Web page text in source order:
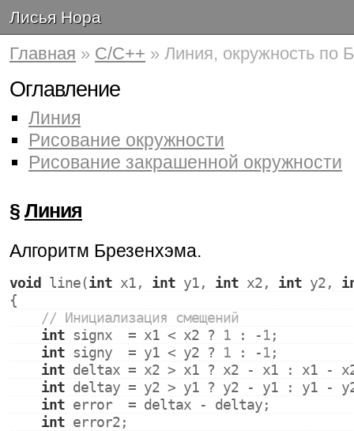
Лисья Нора
Главная » C/C++ » Линия, окружность по
Оглавление
Линия
Рисование окружности
Рисование закрашенной окружности
§ Линия
Алгоритм Брезенхэма.
void line(int x1, int y1, int x2, int y2,
{
// Инициализация смещений
int signx  = x1 < x2 ? 1 : -1;
int signy  = y1 < y2 ? 1 : -1;
int deltax = x2 > x1 ? x2 - x1 : x1 -
int deltay = y2 > y1 ? y2 - y1 : y1 -
int error  = deltax - deltay;
int error2;